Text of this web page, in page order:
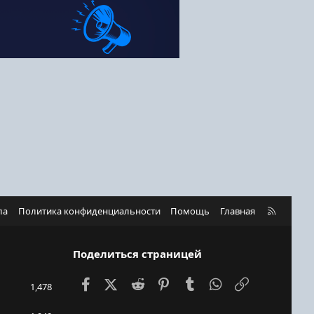
Политика конфиденциальности Помощь Главная
R
1,478
Поделиться страницей
FacebookX (Twitter)
Reddit PinterestTumblr WhatsApp